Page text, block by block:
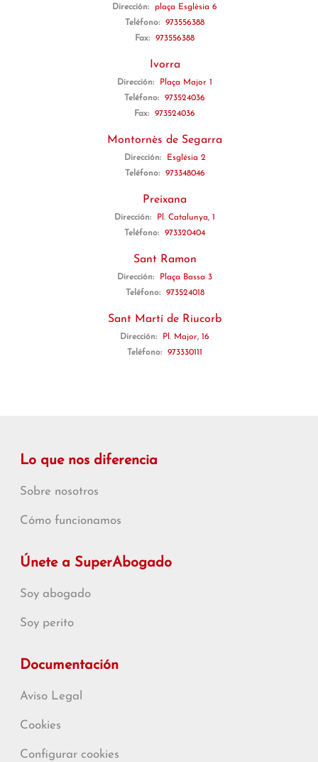
Dirección:
plaça Esglèsia 6
Teléfono:
973556388
Fax:
973556388
Ivorra
Dirección:
Plaça Major 1
Teléfono:
973524036
Fax:
973524036
Montornès de Segarra
Dirección:
Església 2
Teléfono:
973348046
Preixana
Dirección:
Pl. Catalunya, 1
Teléfono:
973320404
Sant Ramon
Dirección:
Plaça Bassa 3
Teléfono:
973524018
Sant Martí de Riucorb
Dirección:
Pl. Major, 16
Teléfono:
973330111
Lo que nos diferencia
Sobre nosotros
Cómo funcionamos
Únete a SuperAbogado
Soy abogado
Soy perito
Documentación
Aviso Legal
Cookies
Configurar cookies